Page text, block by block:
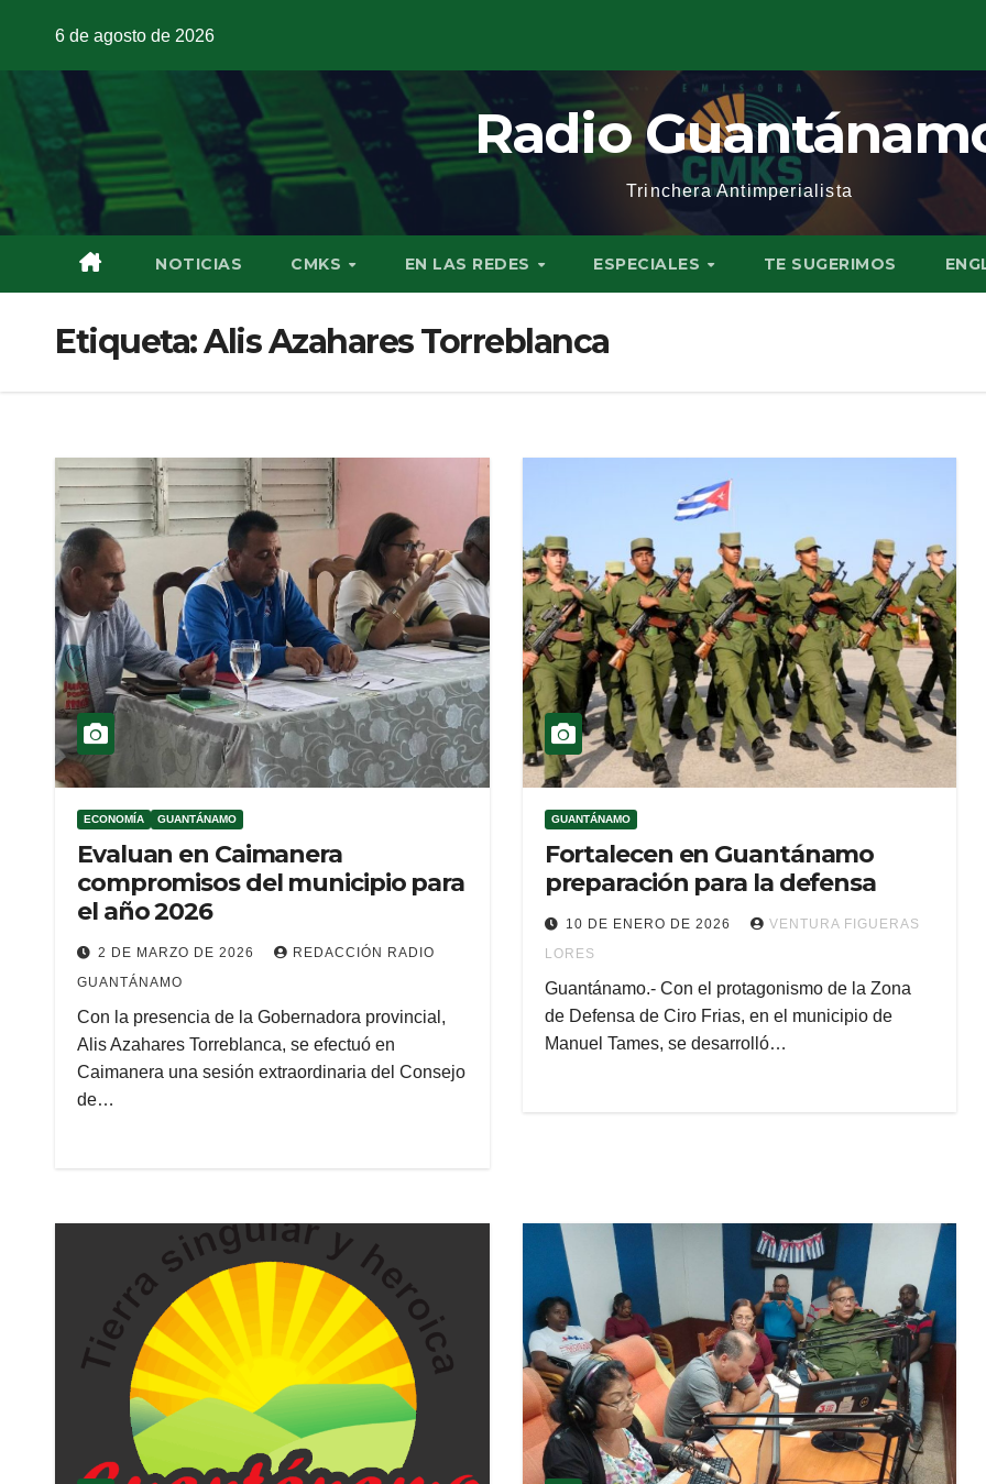
6 de agosto de 2026
Radio
Trinchera Antimperialista
NOTICIAS CMKS EN LAS REDES ESPECIALES TE SUGERIMOS
Etiqueta:Alis Azahares Torreblanca
ECONOMÍA GUANTÁNAMO
Evaluan en Caimanera
compromisos del municipio para
el año 2026
2 DE MARZO DE 2026
REDACCIÓN RADIO
GUANTÁNAMO
Con la presencia de la Gobernadora provincial,
Alis Azahares Torreblanca, se efectuó en
Caimanera una sesión extraordinaria del Consejo
de…
GUANTÁNAMO
Fortalecen en Guantánamo
preparación para la defensa
10 DE ENERO DE 2026
VENTURA FIGUERAS
LORES
Guantánamo.- Con el protagonismo de la Zona
de Defensa de Ciro Frias, en el municipio de
Manuel Tames, se desarrolló…